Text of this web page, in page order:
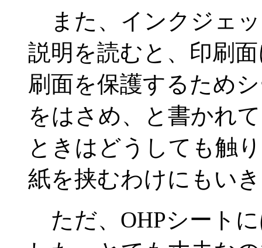
また、インクジェ
説明を読むと、印刷
刷面を保護するため
をはさめ、と書かれ
ときはどうしても触
紙を挟むわけにもい
ただ、OHPシート